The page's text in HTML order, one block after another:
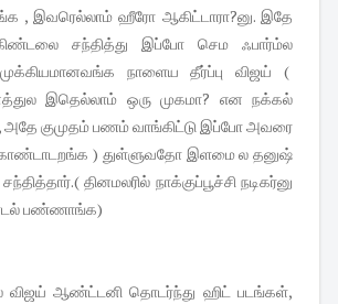
, இவரெல்லாம் ஹீரோ ஆகிட்டாரா?னு. இதே
கிண்டலை சந்தித்து இப்போ செம ஃபார்ம்ல
நாளைய தீர்ப்பு விஜய் (
இதெல்லாம் ஒரு முகமா? என நக்கல்
, அதே குமுதம் பணம் வாங்கிட்டு இப்போ அவரை
கொண்டாடறங்க ) துள்ளுவதோ இளமை ல தனுஷ்
தினமலரில் நாக்குப்பூச்சி நடிகர்னு
பண்ணாங்க)
விஜய் ஆண்ட்டனி தொடர்ந்து ஹிட் படங்கள்,